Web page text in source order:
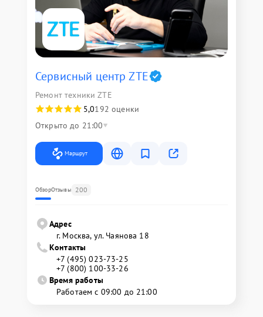
Сервисный центр ZTE
Ремонт техники ZTE
5,0192 оценки
Открыто до 21:00
Маршрут
ОбзорОтзывы 200
Адрес
г. Москва, ул. Чаянова 18
Контакты
+7 (495) 023-73-25
+7 (800) 100-33-26
Время работы
Работаем с 09:00 до 21:00